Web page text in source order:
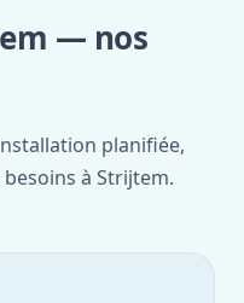
— nos
planifiée,
à Strijtem.